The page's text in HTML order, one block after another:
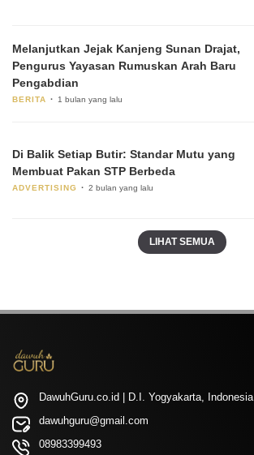
Melanjutkan Jejak Kanjeng Sunan Drajat,
Pengurus Yayasan Rumuskan Arah Baru
Pengabdian
BERITA 1 bulan yang lalu
Di Balik Setiap Butir: Standar Mutu yang
Membuat Pakan STP Berbeda
ADVERTISING 2 bulan yang lalu
LIHAT SEMUA
DawuhGuru.co.id | D.I. Yogyakarta, Indonesia
dawuhguru@gmail.com
08983399493